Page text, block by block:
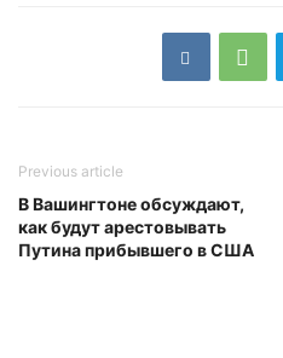
Previous article
В Вашингтоне обсуждают,
как будут арестовывать
Путина прибывшего в США